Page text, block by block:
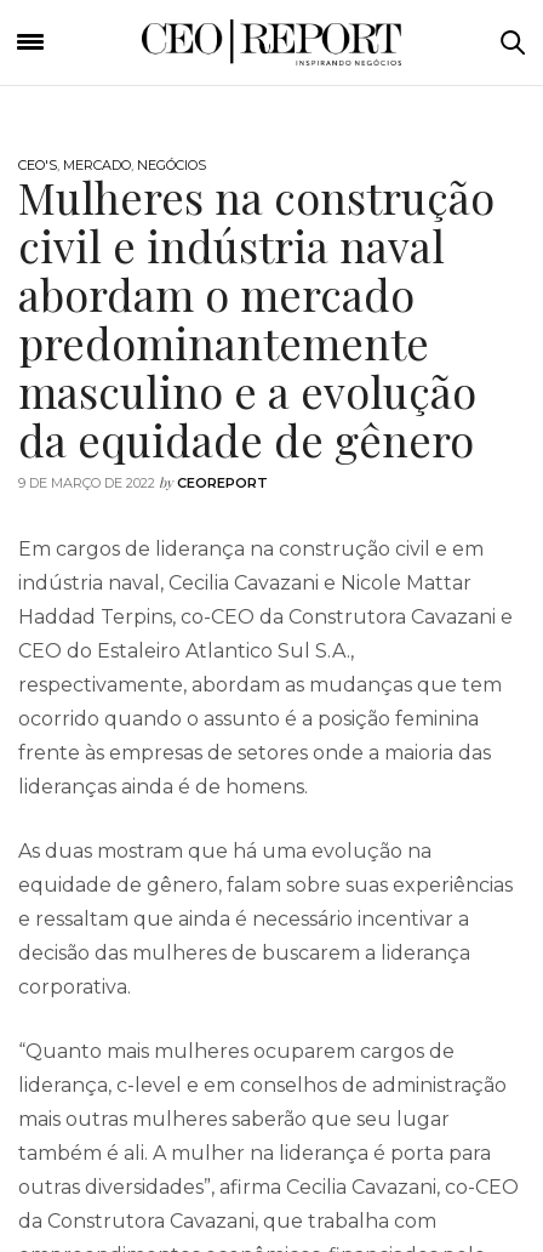
CEO'S, MERCADO, NEGÓCIOS
Mulheres na construção
civil e indústria naval
abordam o mercado
predominantemente
masculino e a evolução
da equidade de gênero
9 DE MARÇO DE 2022 by CEOREPORT
Em cargos de liderança na construção civil e em
indústria naval, Cecilia Cavazani e Nicole Mattar
Haddad Terpins, co-CEO da Construtora Cavazani e
CEO do Estaleiro Atlantico Sul S.A.,
respectivamente, abordam as mudanças que tem
ocorrido quando o assunto é a posição feminina
frente às empresas de setores onde a maioria das
lideranças ainda é de homens.
As duas mostram que há uma evolução na
equidade de gênero, falam sobre suas experiências
e ressaltam que ainda é necessário incentivar a
decisão das mulheres de buscarem a liderança
corporativa.
“Quanto mais mulheres ocuparem cargos de
liderança, c-level e em conselhos de administração
mais outras mulheres saberão que seu lugar
também é ali. A mulher na liderança é porta para
outras diversidades”, afirma Cecilia Cavazani, co-CEO
da Construtora Cavazani, que trabalha com